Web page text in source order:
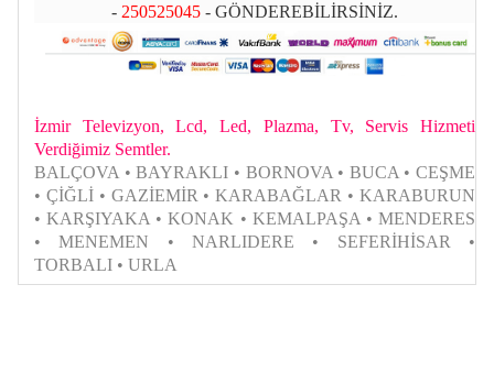
- 250525045 - GÖNDEREBİLİRSİNİZ.
İzmir Televizyon, Lcd, Led, Plazma, Tv, Servis Hizmeti
Verdiğimiz Semtler.
BALÇOVA • BAYRAKLI • BORNOVA • BUCA • CEŞME
• ÇİĞLİ • GAZİEMİR • KARABAĞLAR • KARABURUN
• KARŞIYAKA • KONAK • KEMALPAŞA • MENDERES
• MENEMEN • NARLIDERE • SEFERİHİSAR •
TORBALI • URLA